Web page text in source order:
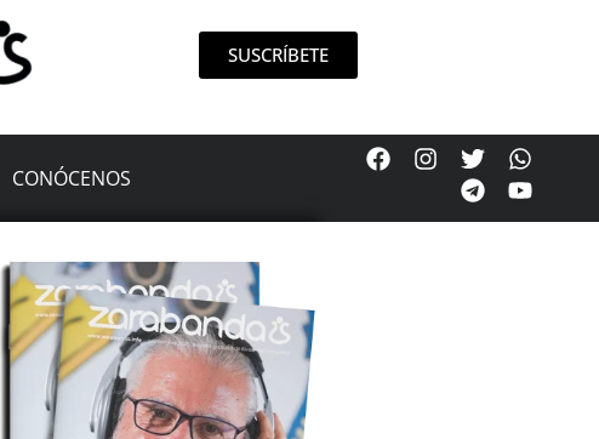
SUSCRÍBETE
CONÓCENOS